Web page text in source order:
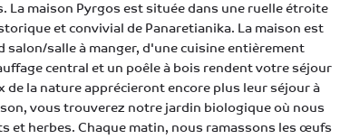
La maison Pyrgos est située dans une ruelle étroite
et convivial de Panaretianika. La maison est
salon/salle à manger, d'une cuisine entièrement
central et un poêle à bois rendent votre séjour
de la nature apprécieront encore plus leur séjour à
vous trouverez notre jardin biologique où nous
et herbes. Chaque matin, nous ramassons les œufs